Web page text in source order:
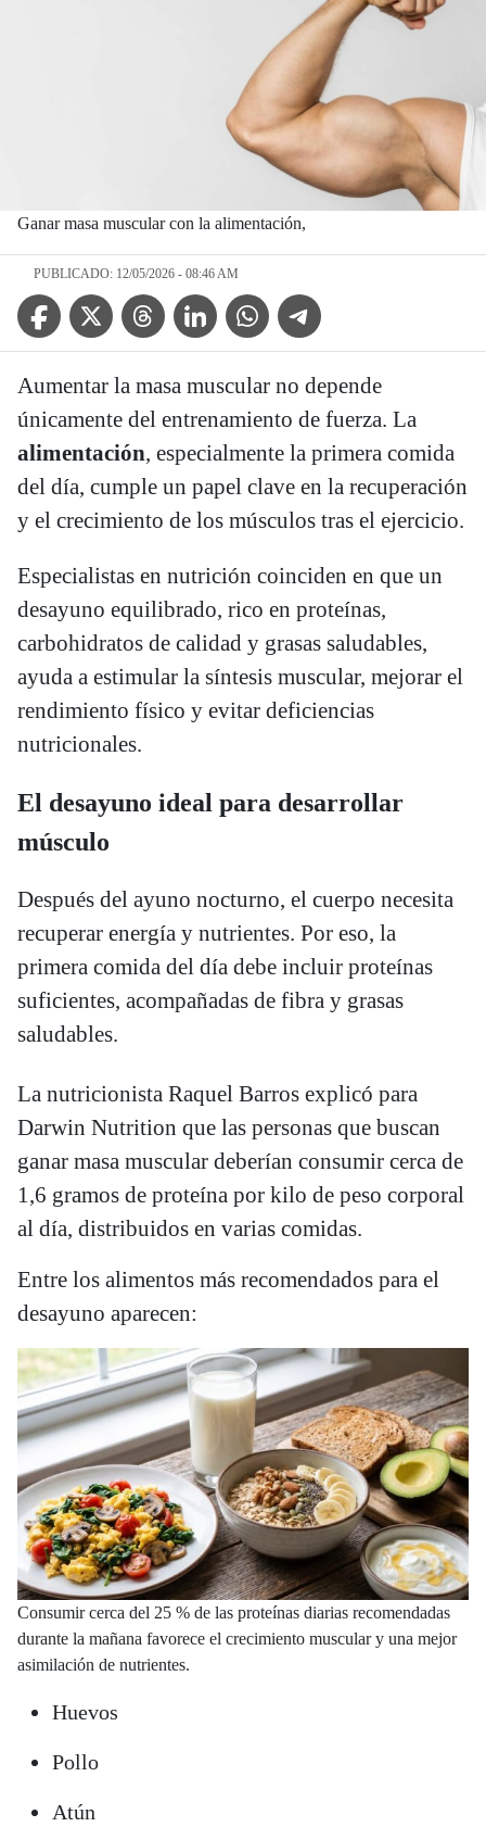
Ganar masa muscular con la alimentación,
PUBLICADO: 12/05/2026 - 08:46 AM
Facebook IconTwitter IconThreads IconLinkedin IconWhatsApp IconTelegram Icon
Aumentar la masa muscular no depende
únicamente del entrenamiento de fuerza. La
alimentación, especialmente la primera comida
del día, cumple un papel clave en la recuperación
y el crecimiento de los músculos tras el ejercicio.
Especialistas en nutrición coinciden en que un
desayuno equilibrado, rico en proteínas,
carbohidratos de calidad y grasas saludables,
ayuda a estimular la síntesis muscular, mejorar el
rendimiento físico y evitar deficiencias
nutricionales.
El desayuno ideal para desarrollar
músculo
Después del ayuno nocturno, el cuerpo necesita
recuperar energía y nutrientes. Por eso, la
primera comida del día debe incluir proteínas
suficientes, acompañadas de fibra y grasas
saludables.
La nutricionista Raquel Barros explicó para
Darwin Nutrition que las personas que buscan
ganar masa muscular deberían consumir cerca de
1,6 gramos de proteína por kilo de peso corporal
al día, distribuidos en varias comidas.
Entre los alimentos más recomendados para el
desayuno aparecen:
Consumir cerca del 25 % de las proteínas diarias recomendadas
durante la mañana favorece el crecimiento muscular y una mejor
asimilación de nutrientes.
Huevos
Pollo
Atún